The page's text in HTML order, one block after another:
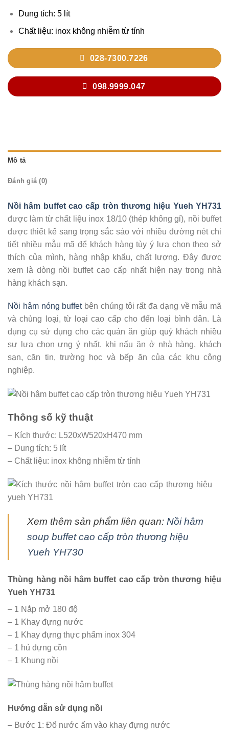
Dung tích: 5 lít
Chất liệu: inox không nhiễm từ tính
028-7300.7226
098.9999.047
Mô tả
Đánh giá (0)
Nồi hâm buffet cao cấp tròn thương hiệu Yueh YH731
được làm từ chất liệu inox 18/10 (thép không gỉ), nồi buffet
được thiết kế sang trọng sắc sảo với nhiều đường nét chi
tiết nhiều mẫu mã để khách hàng tùy ý lựa chọn theo sở
thích của mình, hàng nhập khẩu, chất lượng. Đây đươc
xem là dòng nồi buffet cao cấp nhất hiện nay trong nhà
hàng khách sạn.
Nồi hâm nóng buffetbên chúng tôi rất đa dạng về mẫu mã
và chủng loại, từ loại cao cấp cho đến loại bình dân. Là
dụng cụ sử dụng cho các quán ăn giúp quý khách nhiều
sự lựa chọn ưng ý nhất. khi nấu ăn ở nhà hàng, khách
sạn, căn tin, trường học và bếp ăn của các khu công
nghiệp.
Thông số kỹ thuật
– Kích thước: L520xW520xH470 mm
– Dung tích: 5 lít
– Chất liệu: inox không nhiễm từ tính
Xem thêm sản phẩm liên quan: Nồi hâm
soup buffet cao cấp tròn thương hiệu
Yueh YH730
Thùng hàng nồi hâm buffet cao cấp tròn thương hiệu
Yueh YH731
– 1 Nắp mở 180 độ
– 1 Khay đựng nước
– 1 Khay đựng thực phẩm inox 304
– 1 hủ đựng cồn
– 1 Khung nồi
Hướng dẫn sử dụng nồi
– Bước 1: Đổ nước ấm vào khay đựng nước